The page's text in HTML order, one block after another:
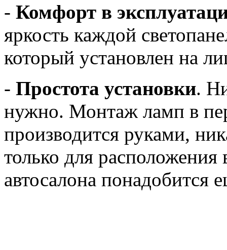
- Комфорт в
яркость каждой
который установлен на
- Простота установки.
нужно. Монтаж ламп в
производится руками,
только для расположения
автосалона понадобится